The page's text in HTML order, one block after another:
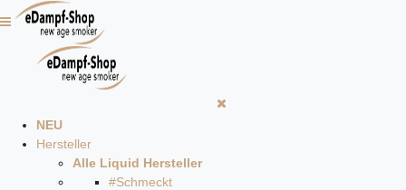
NEU
Hersteller
Alle Liquid Hersteller
#Schmeckt